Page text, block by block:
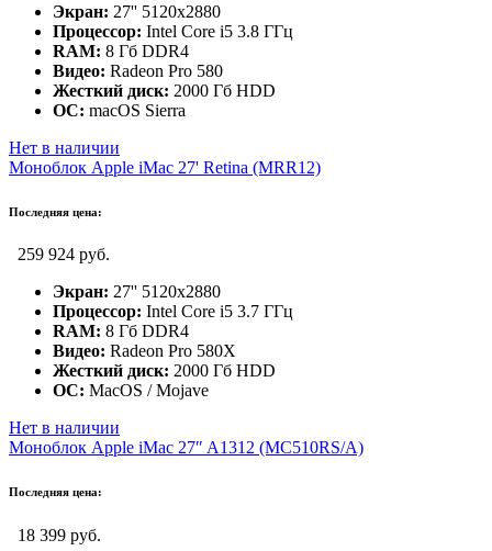
Экран: 27'' 5120x2880
Процессор: Intel Core i5 3.8 ГГц
RAM: 8 Гб DDR4
Видео: Radeon Pro 580
Жесткий диск: 2000 Гб HDD
ОС: macOS Sierra
Нет в наличии
Моноблок Apple iMac 27' Retina (MRR12)
Последняя цена:
259 924 руб.
Экран: 27'' 5120x2880
Процессор: Intel Core i5 3.7 ГГц
RAM: 8 Гб DDR4
Видео: Radeon Pro 580X
Жесткий диск: 2000 Гб HDD
ОС: MacOS / Mojave
Нет в наличии
Моноблок Apple iMac 27″ A1312 (MC510RS/A)
Последняя цена:
18 399 руб.